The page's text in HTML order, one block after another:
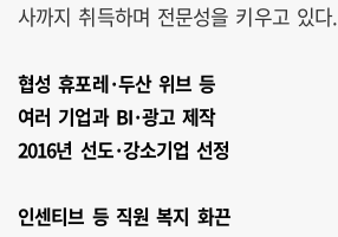
사까지 취득하며 전문성을 키우고 있다.
협성 휴포레·두산 위브 등
여러 기업과 BI·광고 제작
2016년 선도·강소기업 선정
인센티브 등 직원 복지 화끈